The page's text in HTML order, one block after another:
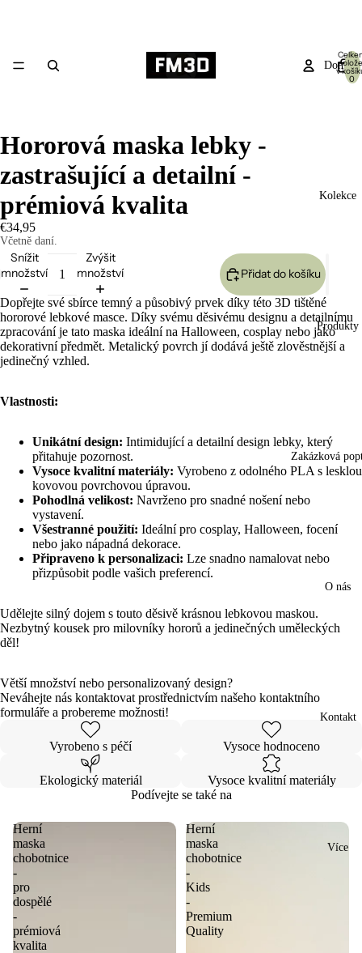
Domů
Kolekce
Produkty
Zakázková
O nás
Kontakt
Více
v
0
Otevřít
obrázek
celou
obrazovku
Hororová maska lebky -
zastrašující a detailní -
prémiová kvalita
€34,95
Včetně daní.
Snížit
množství
Zvýšit
množství
Přidat do košíku
Dopřejte své sbírce temný a působivý prvek díky této 3D tištěné
hororové lebkové masce. Díky svému děsivému designu a detailnímu
zpracování je tato maska ideální na Halloween, cosplay nebo jako
dekorativní předmět. Metalický povrch jí dodává ještě zlověstnější a
jedinečný vzhled.
Vlastnosti:
Unikátní design: Intimidující a detailní design lebky, který
přitahuje pozornost.
Vysoce kvalitní materiály: Vyrobeno z odolného PLA s lesklou
kovovou povrchovou úpravou.
Pohodlná velikost: Navrženo pro snadné nošení nebo
vystavení.
Všestranné použití: Ideální pro cosplay, Halloween, focení
nebo jako nápadná dekorace.
Připraveno k personalizaci: Lze snadno namalovat nebo
přizpůsobit podle vašich preferencí.
Udělejte silný dojem s touto děsivě krásnou lebkovou maskou.
Nezbytný kousek pro milovníky hororů a jedinečných uměleckých
děl!
Větší množství nebo personalizovaný design?
Neváhejte nás kontaktovat prostřednictvím našeho kontaktního
formuláře a probereme možnosti!
Vyrobeno s péčí Vysoce hodnoceno
Ekologický materiál
Vysoce kvalitní materiály
Podívejte se také na
Herní
maska
chobotnice
-
pro
dospělé
-
prémiová
kvalita
Herní
maska
chobotnice
-
Kids
-
Premium
Quality